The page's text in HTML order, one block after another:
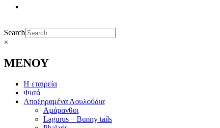
Search
×
ΜΕΝΟΥ
Η εταιρεία
Φυτά
Αποξηραμένα Λουλούδια
Αμάρανθοι
Lagurus – Bunny tails